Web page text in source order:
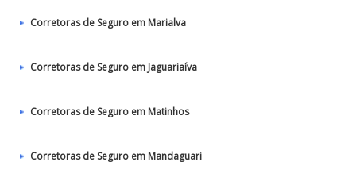
Corretoras de Seguro em Marialva
Corretoras de Seguro em Jaguariaíva
Corretoras de Seguro em Matinhos
Corretoras de Seguro em Mandaguari